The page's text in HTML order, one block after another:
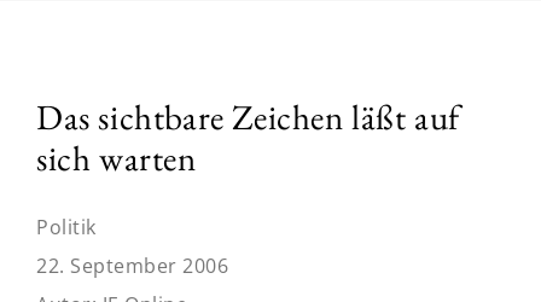
Das sichtbare Zeichen läßt auf
sich warten
Politik
22. September 2006